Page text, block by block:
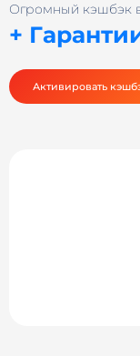
Огромный кэшбэк
+
Активировать